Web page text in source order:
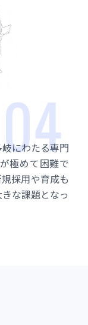
04
にわたる専門
極めて困難で
採用や育成も
な課題となっ